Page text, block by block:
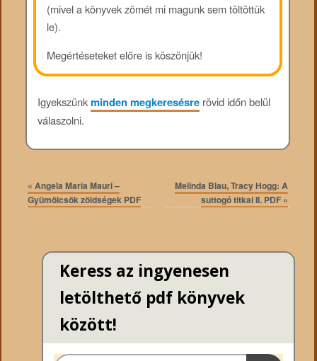
(mivel a könyvek zömét mi magunk sem töltöttük
le).
Megértéseteket előre is köszönjük!
Igyekszünkminden megkeresésrerövid időn belül
válaszolni.
« Angela Maria Mauri –
Gyümölcsök zöldségek PDF
Melinda Blau, Tracy Hogg: A
suttogó titkai II. PDF »
Keress az ingyenesen
letölthető pdf könyvek
között!